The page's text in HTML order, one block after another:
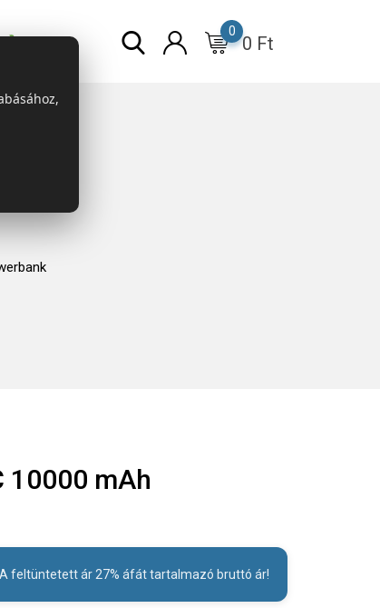
ESG 0 Ft
0
10000 mAh
A feltüntetett ár 27% áfát tartalmazó bruttó ár!